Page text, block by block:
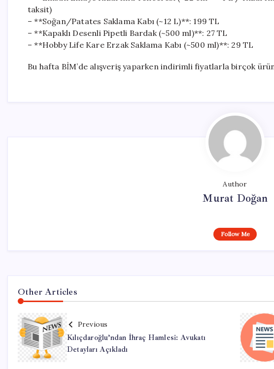
taksit)
– **Soğan/Patates Saklama Kabı (~12 L)**: 199 TL
– **Kapaklı Desenli Pipetli Bardak (~500 ml)**: 27 TL
– **Hobby Life Kare Erzak Saklama Kabı (~500 ml)**: 29 TL
Bu hafta BİM’de alışveriş yaparken indirimli fiyatlarla birçok
Author
Murat Doğan
Follow Me
Other Articles
Previous
Kılıçdaroğlu’ndan İhraç Hamlesi: Avukatı
Detayları Açıkladı